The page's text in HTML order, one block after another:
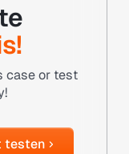
case or test
testen